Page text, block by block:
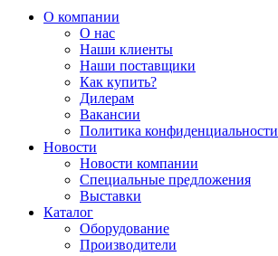
О компании
О нас
Наши клиенты
Наши поставщики
Как купить?
Дилерам
Вакансии
Политика конфиденциальности
Новости
Новости компании
Специальные предложения
Выставки
Каталог
Оборудование
Производители